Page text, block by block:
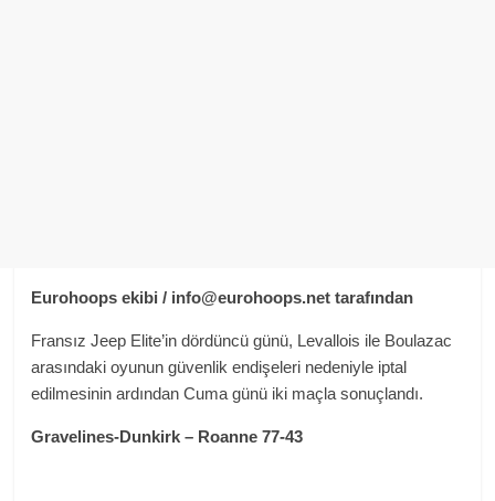
Eurohoops ekibi / info@eurohoops.net tarafından
Fransız Jeep Elite’in dördüncü günü, Levallois ile Boulazac
arasındaki oyunun güvenlik endişeleri nedeniyle iptal
edilmesinin ardından Cuma günü iki maçla sonuçlandı.
Gravelines-Dunkirk – Roanne 77-43